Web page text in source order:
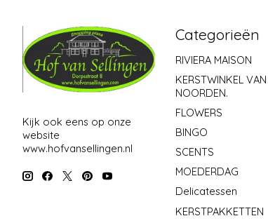
Kijk ook eens op onze
website
www.hofvansellingen.nl
Categorieën
RIVIERA MAISON
KERSTWINKEL
NOORDEN.
FLOWERS
BINGO
SCENTS
MOEDERDAG
Delicatessen
KERSTPAKKETTEN